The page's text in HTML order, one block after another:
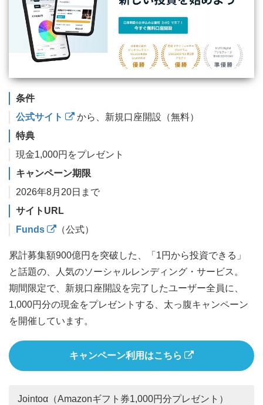
条件
公式サイト
から、新規口座開設（無料）
特典
現金1,000円をプレゼント
キャンペーン期限
2026年8月20日まで
サイトURL
Funds
（公式）
累計募集額900億円を突破した、「1円から投資できる」
と話題の、人気のソーシャルレンディング・サービス。
期間限定で、新規口座開設を完了したユーザー全員に、
1,000円分の現金をプレゼントする、太っ腹キャンペーン
を開催しています。
キャンペーン利用はこちら
Jointoα（Amazonギフト券1,000円分プレゼント）